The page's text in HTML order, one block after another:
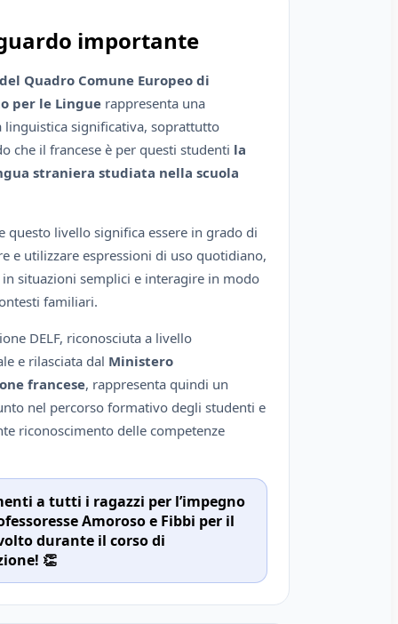
importante
Quadro Comune Europeo di
per le Lingue rappresenta una
linguistica significativa, soprattutto
che il francese è per questi studenti la
straniera studiata nella scuola
questo livello significa essere in grado di
e utilizzare espressioni di uso quotidiano,
situazioni semplici e interagire in modo
familiari.
DELF, riconosciuta a livello
e rilasciata dal Ministero
francese, rappresenta quindi un
nel percorso formativo degli studenti e
riconoscimento delle competenze
a tutti i ragazzi per l’impegno
Amoroso e Fibbi per il
durante il corso di
👏